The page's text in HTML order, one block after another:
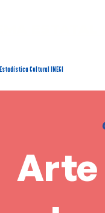
Estadística Cultural INEGI
Arte